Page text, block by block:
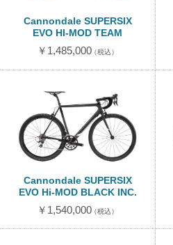
Cannondale SUPERSIX
EVO HI-MOD TEAM
￥1,485,000（税込）
Cannondale SUPERSIX
EVO Hi-MOD BLACK INC.
￥1,540,000（税込）